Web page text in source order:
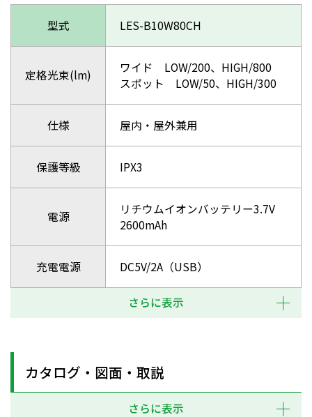
型式 LES-B10W80CH
定格光束(lm)
ワイド LOW/200、HIGH/800
スポット LOW/50、HIGH/300
仕様 屋内・屋外兼用
保護等級 IPX3
電源
リチウムイオンバッテリー3.7V
2600mAh
充電電源 DC5V/2A（USB）
さらに表示
カタログ・図面・取説
さらに表示